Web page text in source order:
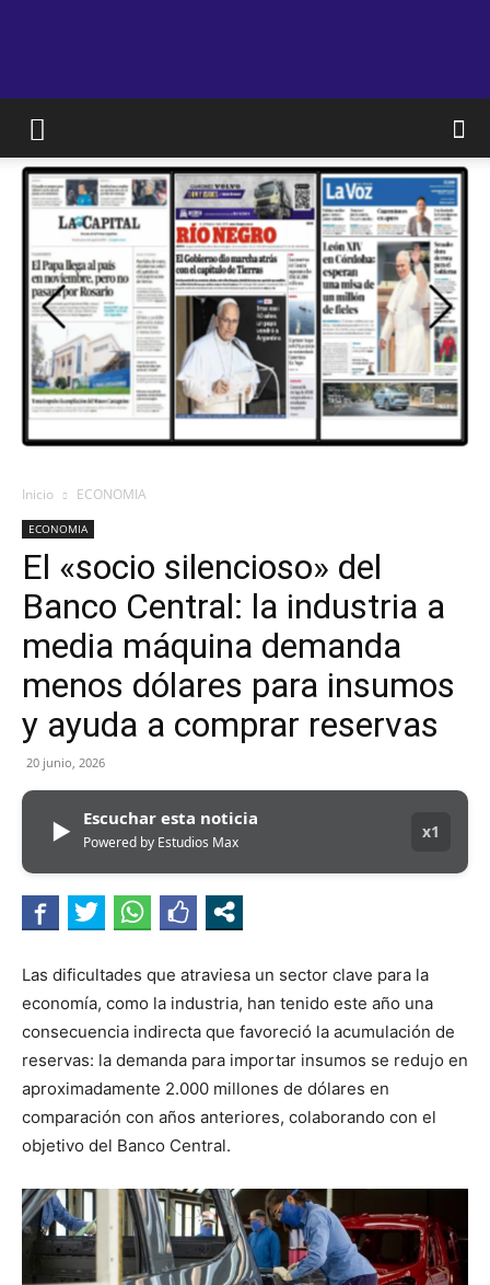
JAM
WEB
Inicio ECONOMIA
ECONOMIA
El «socio silencioso» del
Banco Central: la industria a
media máquina demanda
menos dólares para insumos
y ayuda a comprar reservas
20 junio, 2026
▶ Escuchar esta noticia
Powered by Estudios Max
x1
Las dificultades que atraviesa un sector clave para la
economía, como la industria, han tenido este año una
consecuencia indirecta que favoreció la acumulación de
reservas: la demanda para importar insumos se redujo en
aproximadamente 2.000 millones de dólares en
comparación con años anteriores, colaborando con el
objetivo del Banco Central.